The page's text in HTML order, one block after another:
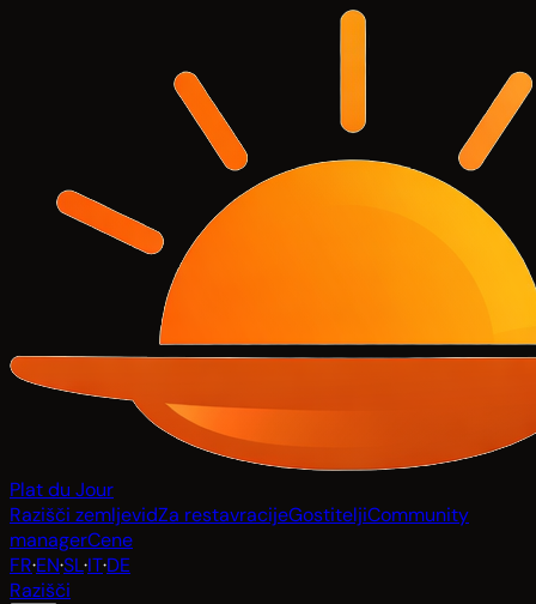
Plat du Jour
Razišči zemljevidZa restavracijeGostiteljiCommunity
managerCene
FR·EN·SL·IT·DE
Razišči